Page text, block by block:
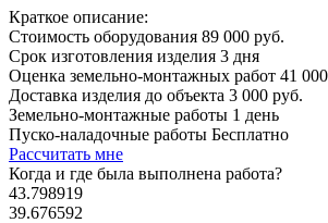
Краткое описание:
Стоимость оборудования 89 000 руб.
Срок изготовления изделия 3 дня
Оценка земельно-монтажных работ 41
Доставка изделия до объекта 3 000 руб.
Земельно-монтажные работы 1 день
Пуско-наладочные работы Бесплатно
Рассчитать мне
Когда и где была выполнена работа?
43.798919
39.676592